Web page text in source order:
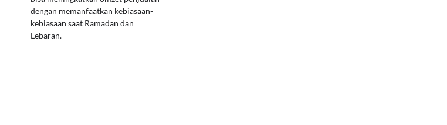
dengan memanfaatkan kebiasaan-
kebiasaan saat Ramadan dan
Lebaran.